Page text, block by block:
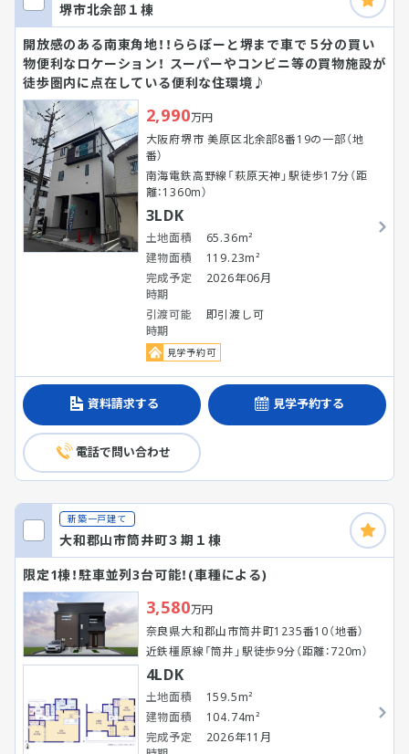
堺市北余部１棟
開放感のある南東角地！！ららぽーと堺まで車で５分の買い
物便利なロケーション！ スーパーやコンビニ等の買物施設が
徒歩圏内に点在している便利な住環境♪
2,990万円
大阪府堺市 美原区北余部8番19の一部（地
番）
南海電鉄高野線「萩原天神」駅徒歩17分（距
離：1360m）
3LDK
土地面積
65.36m²
建物面積
119.23m²
完成予定
時期
2026年06月
引渡可能
時期
即引渡し可
見学予約可
資料請求する 見学予約する
電話で問い合わせ
新築一戸建て
大和郡山市筒井町３期１棟
限定1棟！駐車並列3台可能！(車種による)
3,580万円
奈良県大和郡山市筒井町1235番10（地番）
近鉄橿原線「筒井」駅徒歩9分（距離：720m）
4LDK
土地面積
159.5m²
建物面積
104.74m²
完成予定
2026年11月